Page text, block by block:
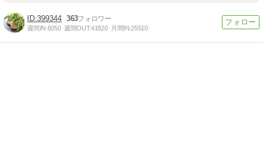
399344 363
週間IN:6050 週間OUT:41820 月間IN:25510